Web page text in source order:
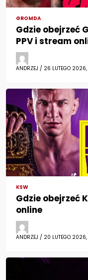
GROMDA
Gdzie obejrzeć
PPV i stream
ANDRZEJ / 26 LUTEGO 2026,
KSW
Gdzie obejrzeć
online
ANDRZEJ / 20 LUTEGO 2026,